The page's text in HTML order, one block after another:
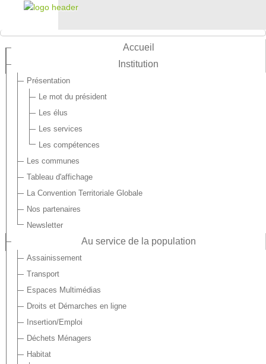
Accueil
Institution
Présentation
Le mot du président
Les élus
Les services
Les compétences
Les communes
Tableau d'affichage
La Convention Territoriale Globale
Nos partenaires
Newsletter
Au service de la population
Assainissement
Transport
Espaces Multimédias
Droits et Démarches en ligne
Insertion/Emploi
Déchets Ménagers
Habitat